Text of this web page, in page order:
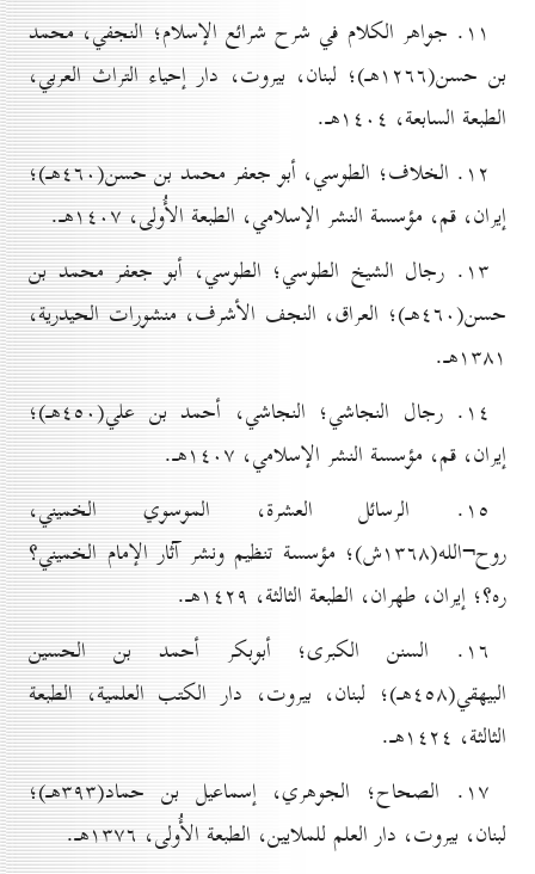
۱۱. جواهر الكلام في شرح شرائع الإسلام؛ النجفي، محمد
بن حسن(۱۲٦٦هـ)؛ لبنان، بيروت، دار إحیاء التراث العربي،
الطبعة السابعة، ۱٤٠٤هـ.
۱۲. الخلاف؛ الطوسي، أبو جعفر محمد بن حسن(٤٦٠هـ)؛
إيران، قم، مؤسسة النشر الإسلامي، الطبعة الأُولی، ۱٤٠۷هـ.
۱۳. رجال الشيخ الطوسي؛ الطوسي، أبو جعفر محمد بن
حسن(٤٦٠هـ)؛ العراق، النجف الأشرف، منشورات الحيدرية،
۱۳۸۱هـ.
۱٤. رجال النجاشي؛ النجاشي، أحمد بن علي(٤٥٠هـ)؛
إيران، قم، مؤسسة النشر الإسلامي، ۱٤٠۷هـ.
۱٥. الرسائل العشرة، الموسوي الخميني،
روح¬الله(۱۳٦۸ش)؛ مؤسسة تنظيم ونشر آثار الإمام الخميني؟
ره؟؛ إيران، طهران، الطبعة الثالثة، ۱٤۲۹هـ.
۱٦. السنن الكبرى؛ أبوبكر أحمد بن الحسين
البيهقي(٤٥۸هـ)؛ لبنان، بيروت، دار الكتب العلمية، الطبعة
الثالثة، ۱٤۲٤هـ.
۱۷. الصحاح؛ الجوهري، إسماعيل بن حماد(۳۹۳هـ)؛
لبنان، بيروت، دار العلم للملايين، الطبعة الأُولی، ۱۳۷٦هـ.